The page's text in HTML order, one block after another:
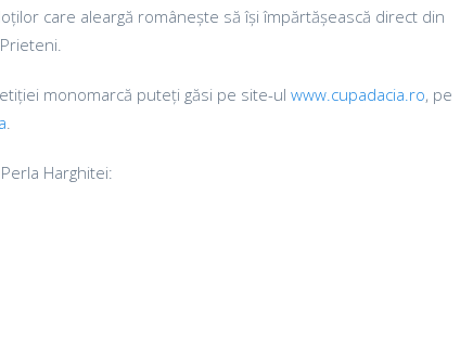
care aleargă românește să își împărtășească direct din
monomarcă puteți găsi pe site-ul www.cupadacia.ro, pe
.
Harghitei: